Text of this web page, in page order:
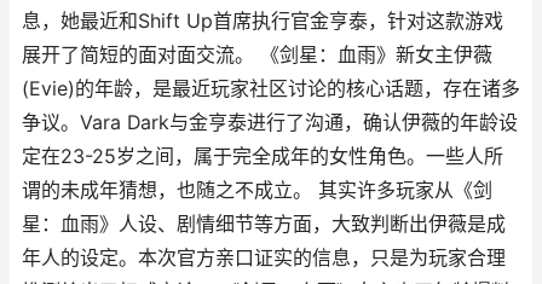
息，她最近和Shift Up首席执行官金亨泰，针对这款游戏
展开了简短的面对面交流。 《剑星：血雨》新女主伊薇
(Evie)的年龄，是最近玩家社区讨论的核心话题，存在诸多
争议。Vara Dark与金亨泰进行了沟通，确认伊薇的年龄设
定在23-25岁之间，属于完全成年的女性角色。一些人所
谓的未成年猜想，也随之不成立。 其实许多玩家从《剑
星：血雨》人设、剧情细节等方面，大致判断出伊薇是成
年人的设定。本次官方亲口证实的信息，只是为玩家合理